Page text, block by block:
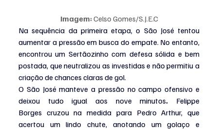
Imagem: Celso Gomes/S.J.E.C
Na sequência da primeira etapa, o São José tentou
aumentar a pressão em busca do empate. No entanto,
encontrou um Sertãozinho com defesa sólida e bem
postada, que neutralizou as investidas e não permitiu a
criação de chances claras de gol.
O São José manteve a pressão no campo ofensivo e
deixou tudo igual aos nove minutos. Felippe
Borges cruzou na medida para Pedro Arthur, que
acertou um lindo chute, anotando um golaço e